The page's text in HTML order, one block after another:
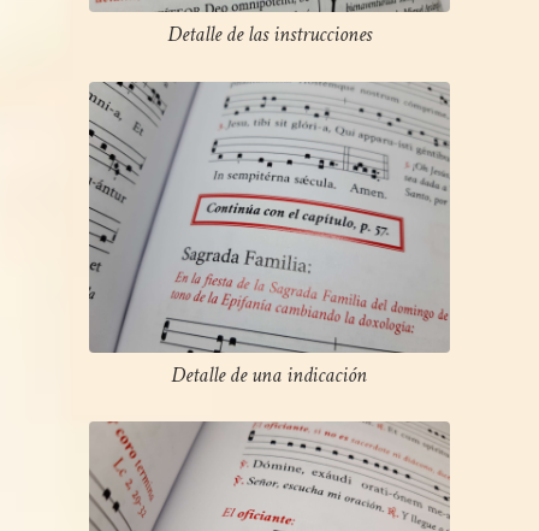
Detalle de las instrucciones
Detalle de una indicación